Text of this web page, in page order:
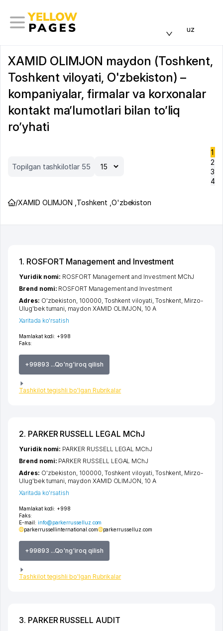
uz
XAMID OLIMJON maydon (Toshkent,
Toshkent viloyati, O'zbekiston) –
kompaniyalar, firmalar va korxonalar
kontakt ma’lumotlari bilan to’liq
ro’yhati
Topilgan tashkilotlar 55
1
2
3
4
/XAMID OLIMJON Toshkent O'zbekiston
1. ROSFORT Management and Investment
Mamlakat kodi: +998
Faks:
+99893 ...Qo'ng'iroq qilish
Tashkilot tegishli bo'lgan Rubrikalar
Yuridik nomi: ROSFORT Management and Investment MChJ
Brend nomi: ROSFORT Management and Investment
Adres: O'zbekiston, 100000, Toshkent viloyati, Toshkent, Mirzo-
Ulug'bek tumani, maydon XAMID OLIMJON, 10 А
Xaritada ko'rsatish
2. PARKER RUSSELL LEGAL MChJ
Mamlakat kodi: +998
Faks:
E-mail: info@parkerrusselluz.com
parkerrussellinternational.com
parkerrusselluz.com
+99893 ...Qo'ng'iroq qilish
Tashkilot tegishli bo'lgan Rubrikalar
Yuridik nomi: PARKER RUSSELL LEGAL MChJ
Brend nomi: PARKER RUSSELL LEGAL MChJ
Adres: O'zbekiston, 100000, Toshkent viloyati, Toshkent, Mirzo-
Ulug'bek tumani, maydon XAMID OLIMJON, 10 А
Xaritada ko'rsatish
3. PARKER RUSSELL AUDIT